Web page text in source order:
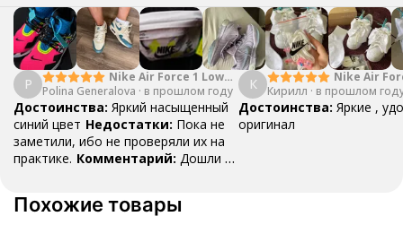
P
Nike Air Force 1 Low
College Pack White
Blue
Polina Generalova · в прошлом году
Достоинства: Яркий насыщенный
синий цвет Недостатки: Пока не
заметили, ибо не проверяли их на
практике. Комментарий: Дошли за
К
Nike Air
Yellow
Кирилл · в прошлом
Достоинства: Яркие ,
оригинал
Похожие товары